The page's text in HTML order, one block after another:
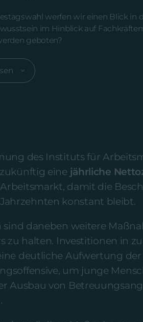
werfen wir einen Blick in
im Hinblick auf
geboten?
des Instituts für
eine jährliche
damit die
konstant bleibt.
sind daneben weitere
zu halten. Investitionen in
deutliche Aufwertung
um junge
Ausbau von